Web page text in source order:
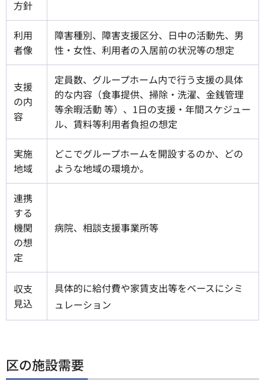
方針
利用
者像
障害種別、障害支援区分、日中の活動先、男
性・女性、利用者の入居前の状況等の想定
支援
の内
容
定員数、グループホーム内で行う支援の具体
的な内容（食事提供、掃除・洗濯、金銭管理
等余暇活動 等）、1日の支援・年間スケジュー
ル、賃料等利用者負担の想定
実施
地域
どこでグループホームを開設するのか、どの
ような地域の環境か。
連携
する
機関
の想
定
病院、相談支援事業所等
収支
見込
具体的に給付費や家賃支出等をベースにシミ
ュレーション
区の施設需要